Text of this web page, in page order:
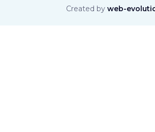
Created by web-